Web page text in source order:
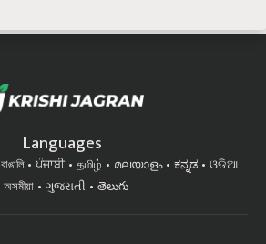
Languages
বাঙালি ਪੰਜਾਬੀ தமிழ் മലയാളം ಕನ್ನಡ
ଓଡିଆ
অসমীয়া
ગુજરાતી తెలుగు